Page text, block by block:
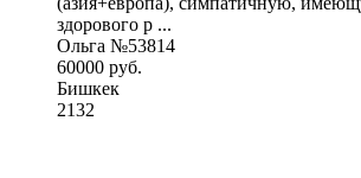
здорового р ...
Ольга №53814
60000 руб.
Бишкек
2132